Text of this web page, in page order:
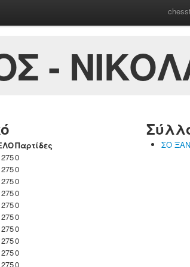
-
Παρτίδες
0
0
0
0
0
0
0
0
0
0
ΣΟ